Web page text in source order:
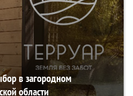
в загородном
области